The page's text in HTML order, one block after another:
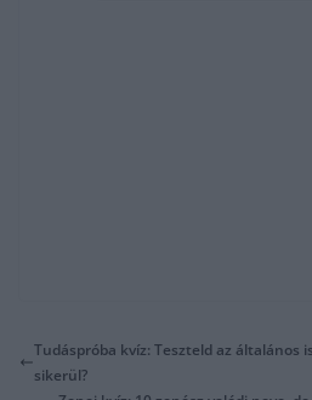
Tudáspróba kvíz: Teszteld az általános
sikerül?